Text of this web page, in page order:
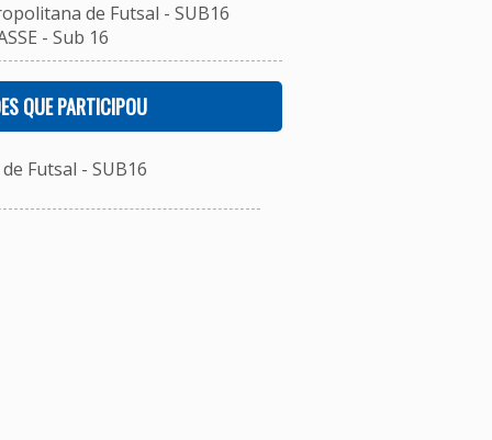
de Futsal - SUB16
- Sub 16
QUE PARTICIPOU
Futsal - SUB16